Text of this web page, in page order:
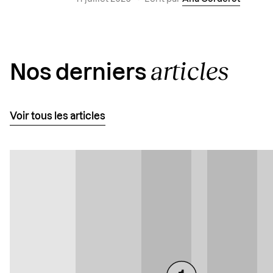
Nos derniers articles
Voir tous les articles